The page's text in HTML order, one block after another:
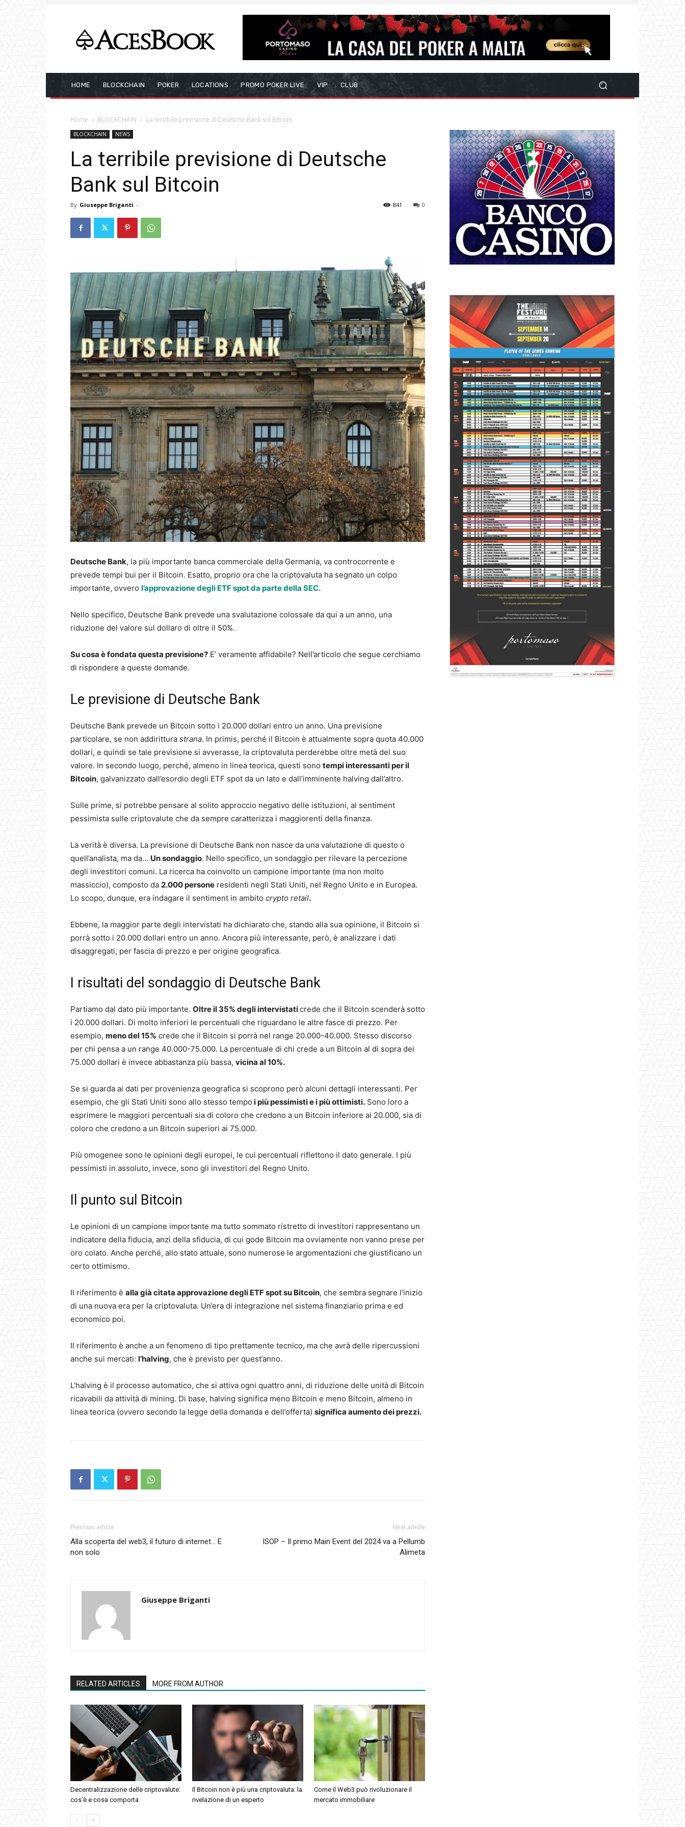
HOME BLOCKCHAIN POKER LOCATIONS PROMO POKER LIVE VIP CLUB
Home BLOCKCHAIN La terribile previsione di Deutsche Bank sul Bitcoin
BLOCKCHAIN NEWS
La terribile previsione di Deutsche
Bank sul Bitcoin
By Giuseppe Briganti - 0
841
Deutsche Bank, la più importante banca commerciale della Germania, va controcorrente e
prevede tempi bui per il Bitcoin. Esatto, proprio ora che la criptovaluta ha segnato un colpo
importante, ovvero l’approvazione degli ETF spot da parte della SEC.
Nello specifico, Deutsche Bank prevede una svalutazione colossale da qui a un anno, una
riduzione del valore sul dollaro di oltre il 50%.
Su cosa è fondata questa previsione? E’ veramente affidabile? Nell’articolo che segue cerchiamo
di rispondere a queste domande.
Le previsione di Deutsche Bank
Deutsche Bank prevede un Bitcoin sotto i 20.000 dollari entro un anno. Una previsione
particolare, se non addirittura strana. In primis, perché il Bitcoin è attualmente sopra quota 40.000
dollari, e quindi se tale previsione si avverasse, la criptovaluta perderebbe oltre metà del suo
valore. In secondo luogo, perché, almeno in linea teorica, questi sono tempi interessanti per il
Bitcoin, galvanizzato dall’esordio degli ETF spot da un lato e dall’imminente halving dall’altro.
Sulle prime, si potrebbe pensare al solito approccio negativo delle istituzioni, al sentiment
pessimista sulle criptovalute che da sempre caratterizza i maggiorenti della finanza.
La verità è diversa. La previsione di Deutsche Bank non nasce da una valutazione di questo o
quell’analista, ma da… Un sondaggio. Nello specifico, un sondaggio per rilevare la percezione
degli investitori comuni. La ricerca ha coinvolto un campione importante (ma non molto
massiccio), composto da 2.000 persone residenti negli Stati Uniti, nel Regno Unito e in Europea.
Lo scopo, dunque, era indagare il sentiment in ambito crypto retail.
Ebbene, la maggior parte degli intervistati ha dichiarato che, stando alla sua opinione, il Bitcoin si
porrà sotto i 20.000 dollari entro un anno. Ancora più interessante, però, è analizzare i dati
disaggregati, per fascia di prezzo e per origine geografica.
I risultati del sondaggio di Deutsche Bank
Partiamo dal dato più importante. Oltre il 35% degli intervistaticrede che il Bitcoin scenderà sotto
i 20.000 dollari. Di molto inferiori le percentuali che riguardano le altre fasce di prezzo. Per
esempio, meno del 15% crede che il Bitcoin si porrà nel range 20.000-40.000. Stesso discorso
per chi pensa a un range 40.000-75.000. La percentuale di chi crede a un Bitcoin al di sopra dei
75.000 dollari è invece abbastanza più bassa, vicina al 10%.
Se si guarda ai dati per provenienza geografica si scoprono però alcuni dettagli interessanti. Per
esempio, che gli Stati Uniti sono allo stesso tempo i più pessimisti e i più ottimisti. Sono loro a
esprimere le maggiori percentuali sia di coloro che credono a un Bitcoin inferiore ai 20.000, sia di
coloro che credono a un Bitcoin superiori ai 75.000.
Più omogenee sono le opinioni degli europei, le cui percentuali riflettono il dato generale. I più
pessimisti in assoluto, invece, sono gli investitori del Regno Unito.
Il punto sul Bitcoin
Le opinioni di un campione importante ma tutto sommato ristretto di investitori rappresentano un
indicatore della fiducia, anzi della sfiducia, di cui gode Bitcoin ma ovviamente non vanno prese per
oro colato. Anche perché, allo stato attuale, sono numerose le argomentazioni che giustificano un
certo ottimismo.
Il riferimento è alla già citata approvazione degli ETF spot su Bitcoin, che sembra segnare l’inizio
di una nuova era per la criptovaluta. Un’era di integrazione nel sistema finanziario prima e ed
economico poi.
Il riferimento è anche a un fenomeno di tipo prettamente tecnico, ma che avrà delle ripercussioni
anche sui mercati: l’halving, che è previsto per quest’anno.
L’halving è il processo automatico, che si attiva ogni quattro anni, di riduzione delle unità di Bitcoin
ricavabili da attività di mining. Di base, halving significa meno Bitcoin e meno Bitcoin, almeno in
linea teorica (ovvero secondo la legge della domanda e dell’offerta) significa aumento dei prezzi.
Previous article
Alla scoperta del web3, il futuro di internet… E
non solo
Next article
ISOP – Il primo Main Event del 2024 va a Pellumb
Alimeta
Giuseppe Briganti
RELATED ARTICLES MORE FROM AUTHOR
Decentralizzazione delle criptovalute:
cos’è e cosa comporta
Il Bitcoin non è più una criptovaluta: la
rivelazione di un esperto
Come il Web3 può rivoluzionare il
mercato immobiliare